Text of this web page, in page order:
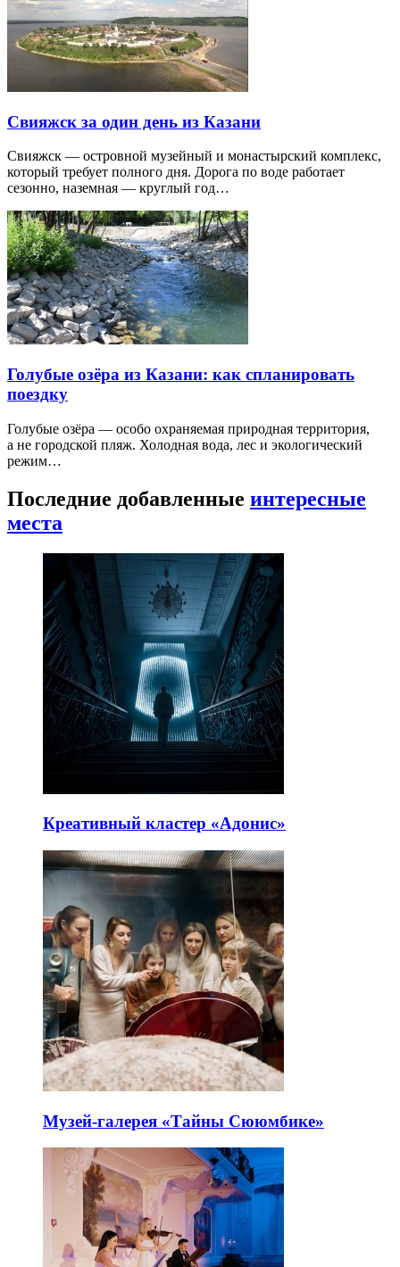
Свияжск за один день из Казани
Свияжск — островной музейный и монастырский комплекс,
который требует полного дня. Дорога по воде работает
сезонно, наземная — круглый год…
Голубые озёра из Казани: как спланировать
поездку
Голубые озёра — особо охраняемая природная территория,
а не городской пляж. Холодная вода, лес и экологический
режим…
Последние добавленные интересные
места
Креативный кластер «Адонис»
Музей-галерея «Тайны Сююмбике»